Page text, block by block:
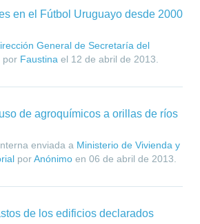
en el Fútbol Uruguayo desde 2000
General de Secretaría del
por Faustina el 12 de abril de 2013
de agroquímicos a orillas de ríos
enviada a Ministerio de Vivienda y
porAnónimo en 06 de abril de 2013
de los edificios declarados